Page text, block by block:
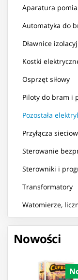
Aparatura
Automatyka do
Dławnice
Kostki
Osprzęt siłowy
Piloty do bram i
Pozostała
Przyłącza
Sterowanie
Sterowniki i
Transformatory
Watomierze,
Nowości